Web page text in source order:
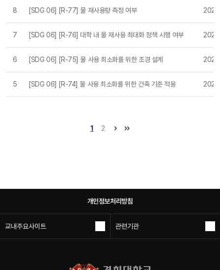
8 [SDG 06] [R-77] 물 재사용량 측정 여부
7 [SDG 06] [R-76] 대학 내 물 재사용 최대화 정책 시행 여부
6 [SDG 06] [R-75] 물 사용 최소화를 위한 조경 설계
5 [SDG 06] [R-74] 물 사용 최소화를 위한 건축 기준 적용
1 2
개인정보처리방침
교내주요사이트 관련기관